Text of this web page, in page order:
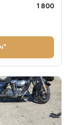
1 800